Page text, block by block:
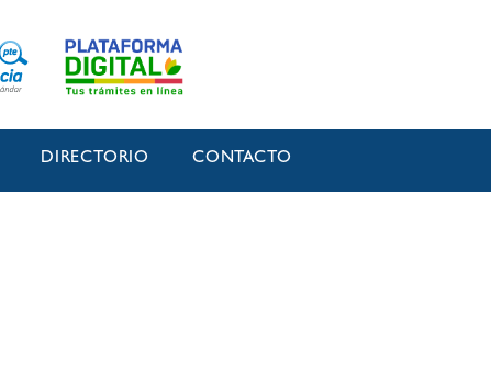
DIRECTORIO CONTACTO